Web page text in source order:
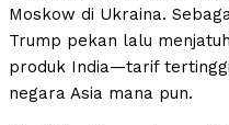
Moskow di Ukraina.
Trump pekan lalu
produk India—tarif
negara Asia mana pun.